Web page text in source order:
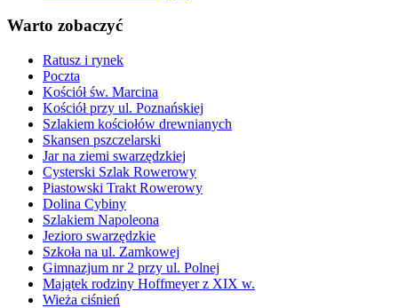
Warto zobaczyć
Ratusz i rynek
Poczta
Kościół św. Marcina
Kościół przy ul. Poznańskiej
Szlakiem kościołów drewnianych
Skansen pszczelarski
Jar na ziemi swarzędzkiej
Cysterski Szlak Rowerowy
Piastowski Trakt Rowerowy
Dolina Cybiny
Szlakiem Napoleona
Jezioro swarzędzkie
Szkoła na ul. Zamkowej
Gimnazjum nr 2 przy ul. Polnej
Majątek rodziny Hoffmeyer z XIX w.
Wieża ciśnień